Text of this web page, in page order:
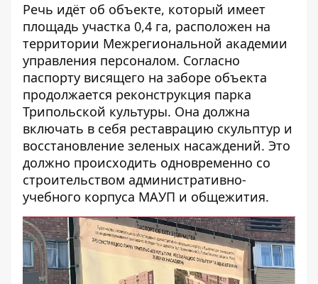
Речь идёт об объекте, который имеет
площадь участка 0,4 га, расположен на
территории Межрегиональной академии
управления персоналом. Согласно
паспорту висящего на заборе объекта
продолжается реконструкция парка
Трипольской культуры. Она должна
включать в себя реставрацию скульптур и
восстановление зеленых насаждений. Это
должно происходить одновременно со
строительством административно-
учебного корпуса МАУП и общежития.